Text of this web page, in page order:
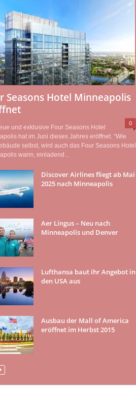
Seasons Hotel Minneapolis
0
und exklusive Four Seasons Hotel
hat im Juni dieses Jahres eröffnet. “Wie
selbst, wird auch das Four Seasons Hotel
warm, einladend...
Discover Airlines fliegt ab Mai
2025 nach Minneapolis
Aer Lingus – Neu nach
Minneapolis und Denver
Lufthansa baut ihr Angebot in
den USA aus
Ausbau der Mall of America
eröffnet im Herbst 2015